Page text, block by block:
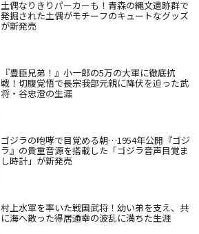
土偶なりきりパーカーも！青森の縄文遺跡群で
発掘された土偶がモチーフのキュートなグッズ
が新発売
『豊臣兄弟！』小一郎の5万の大軍に徹底抗
戦！切腹覚悟で長宗我部元親に降伏を迫った武
将・谷忠澄の生涯
ゴジラの咆哮で目覚める朝…1954年公開『ゴジ
ラ』の貴重音源を搭載した「ゴジラ音声目覚ま
し時計」が新発売
村上水軍を率いた戦国武将！幼い弟を支え、共
に海へ散った得居通幸の波乱に満ちた生涯